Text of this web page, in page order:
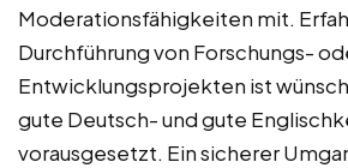
Moderationsfähigkeiten mit.
Durchführung von Forschungs-
Entwicklungsprojekten ist
gute Deutsch- und gute
vorausgesetzt. Ein sicherer